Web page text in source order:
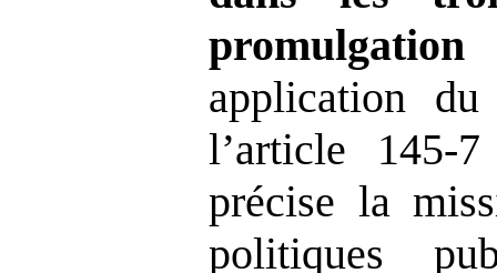
application
l’article 145-
précise la
politiques